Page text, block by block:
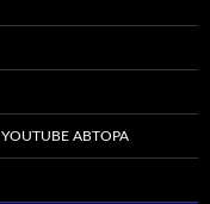
АВТОРА